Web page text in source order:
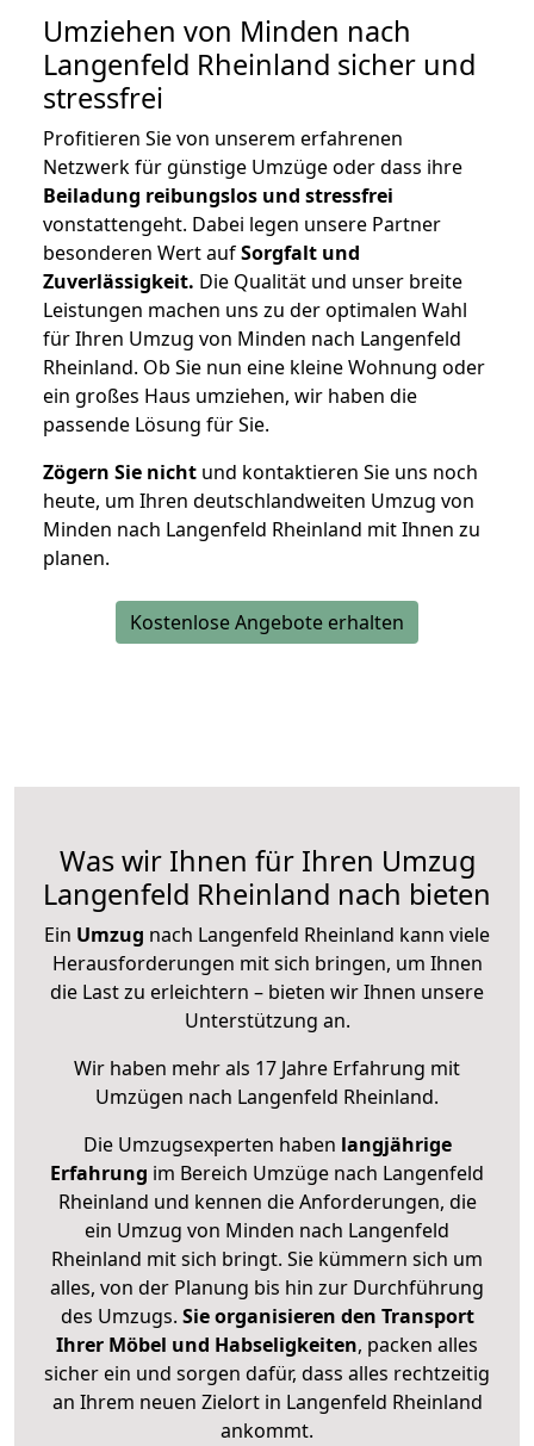
Umziehen von Minden nach
Langenfeld Rheinland sicher und
stressfrei
Profitieren Sie von unserem erfahrenen
Netzwerk für günstige Umzüge oder dass ihre
Beiladung reibungslos und stressfrei
vonstattengeht. Dabei legen unsere Partner
besonderen Wert aufSorgfalt und
Zuverlässigkeit. Die Qualität und unser breite
Leistungen machen uns zu der optimalen Wahl
für Ihren Umzug von Minden nach Langenfeld
Rheinland. Ob Sie nun eine kleine Wohnung oder
ein großes Haus umziehen, wir haben die
passende Lösung für Sie.
Zögern Sie nicht und kontaktieren Sie uns noch
heute, um Ihren deutschlandweiten Umzug von
Minden nach Langenfeld Rheinland mit Ihnen zu
planen.
Kostenlose Angebote erhalten
Was wir Ihnen für Ihren Umzug
Langenfeld Rheinland nach bieten
Ein Umzug nach Langenfeld Rheinland kann viele
Herausforderungen mit sich bringen, um Ihnen
die Last zu erleichtern – bieten wir Ihnen unsere
Unterstützung an.
Wir haben mehr als 17 Jahre Erfahrung mit
Umzügen nach Langenfeld Rheinland.
Die Umzugsexperten haben langjährige
Erfahrung im Bereich Umzüge nach Langenfeld
Rheinland und kennen die Anforderungen, die
ein Umzug von Minden nach Langenfeld
Rheinland mit sich bringt. Sie kümmern sich um
alles, von der Planung bis hin zur Durchführung
des Umzugs. Sie organisieren den Transport
Ihrer Möbel und Habseligkeiten, packen alles
sicher ein und sorgen dafür, dass alles rechtzeitig
an Ihrem neuen Zielort in Langenfeld Rheinland
ankommt.